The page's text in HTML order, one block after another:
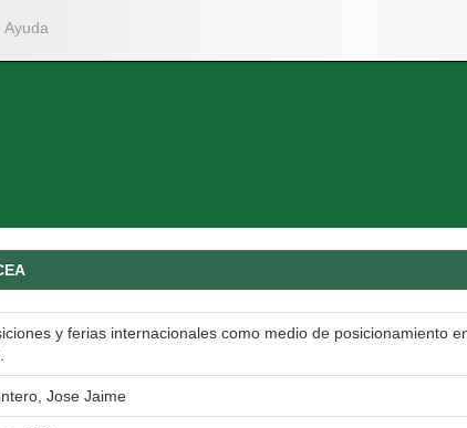
Ayuda
y ferias internacionales como medio de posicionamiento
Jose Jaime